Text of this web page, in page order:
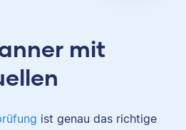
mit
ist genau das richtige